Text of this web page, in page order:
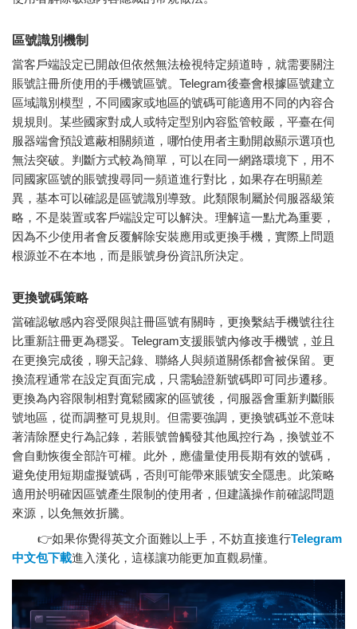
區號識別機制
當客戶端設定已開啟但依然無法檢視特定頻道時，就需要關注
賬號註冊所使用的手機號區號。Telegram後臺會根據區號建立
區域識別模型，不同國家或地區的號碼可能適用不同的內容合
規規則。某些國家對成人或特定型別內容監管較嚴，平臺在伺
服器端會預設遮蔽相關頻道，哪怕使用者主動開啟顯示選項也
無法突破。判斷方式較為簡單，可以在同一網路環境下，用不
同國家區號的賬號搜尋同一頻道進行對比，如果存在明顯差
異，基本可以確認是區號識別導致。此類限制屬於伺服器級策
略，不是裝置或客戶端設定可以解決。理解這一點尤為重要，
因為不少使用者會反覆解除安裝應用或更換手機，實際上問題
根源並不在本地，而是賬號身份資訊所決定。
更換號碼策略
當確認敏感內容受限與註冊區號有關時，更換繫結手機號往往
比重新註冊更為穩妥。Telegram支援賬號內修改手機號，並且
在更換完成後，聊天記錄、聯絡人與頻道關係都會被保留。更
換流程通常在設定頁面完成，只需驗證新號碼即可同步遷移。
更換為內容限制相對寬鬆國家的區號後，伺服器會重新判斷賬
號地區，從而調整可見規則。但需要強調，更換號碼並不意味
著清除歷史行為記錄，若賬號曾觸發其他風控行為，換號並不
會自動恢復全部許可權。此外，應儘量使用長期有效的號碼，
避免使用短期虛擬號碼，否則可能帶來賬號安全隱患。此策略
適用於明確因區號產生限制的使用者，但建議操作前確認問題
來源，以免無效折騰。
👉如果你覺得英文介面難以上手，不妨直接進行Telegram
中文包下載進入漢化，這樣讓功能更加直觀易懂。